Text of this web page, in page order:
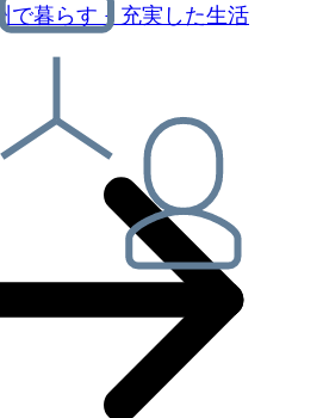
で暮らす - 充実した生活